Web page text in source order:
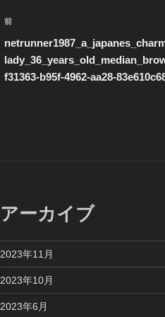
投
稿
ナ
ン
前
の
投
稿
前
f31363-b95f-4962-aa28-
アーカイブ
2023年11月
2023年10月
2023年6月